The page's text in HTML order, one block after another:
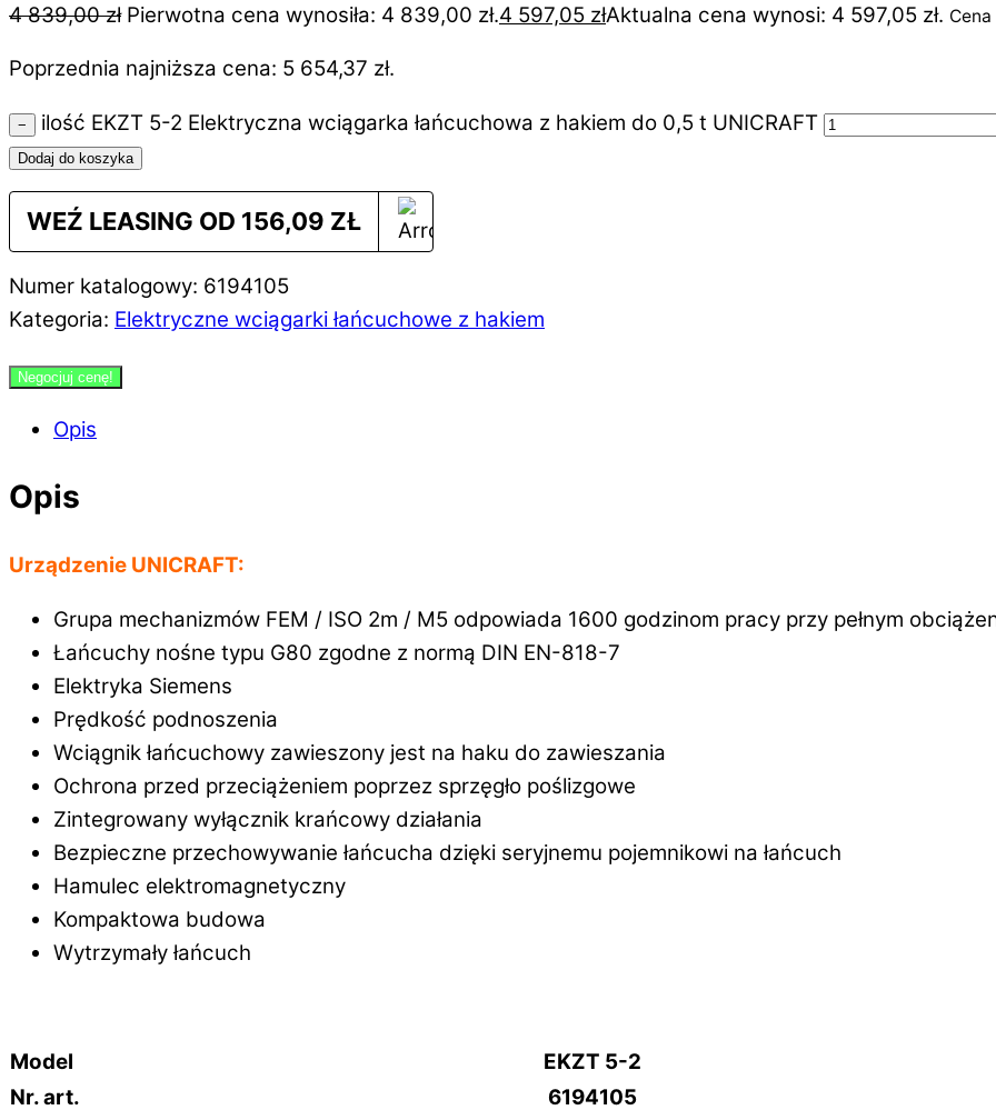
4 839,00zł Pierwotna cena wynosiła: 4 839,00 zł.4 597,05 złAktualna cena wynosi: 4 597,05 zł.
Poprzednia najniższa cena: 5 654,37 zł.
− ilość EKZT 5-2 Elektryczna wciągarka łańcuchowa z hakiem do 0,5 t UNICRAFT
Dodaj do koszyka
WEŹ LEASING OD 156,09 ZŁ
Numer katalogowy: 6194105
Kategoria: Elektryczne wciągarki łańcuchowe z hakiem
Negocjuj cenę!
Opis
Opis
Urządzenie UNICRAFT:
Grupa mechanizmów FEM / ISO 2m / M5 odpowiada 1600 godzinom pracy przy pełnym
Łańcuchy nośne typu G80 zgodne z normą DIN EN-818-7
Elektryka Siemens
Prędkość podnoszenia
Wciągnik łańcuchowy zawieszony jest na haku do zawieszania
Ochrona przed przeciążeniem poprzez sprzęgło poślizgowe
Zintegrowany wyłącznik krańcowy działania
Bezpieczne przechowywanie łańcucha dzięki seryjnemu pojemnikowi na łańcuch
Hamulec elektromagnetyczny
Kompaktowa budowa
Wytrzymały łańcuch
Model
EKZT 5-2
Nr. art.
6194105